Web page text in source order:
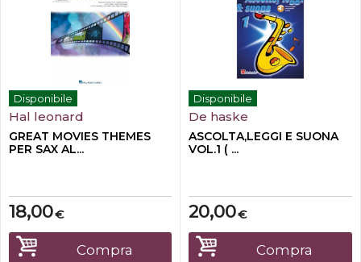
Disponibile
Hal leonard
GREAT MOVIES THEMES
PER SAX AL...
€
18,00
Compra
Disponibile
De haske
ASCOLTA,LEGGI E SUONA
VOL.1 ( ...
€
20,00
Compra